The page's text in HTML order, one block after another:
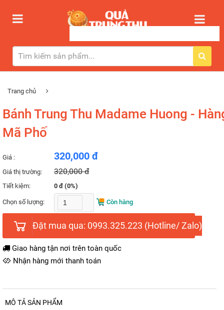
Trang chủ
Bánh Trung Thu Madame Huong -
Mã Phố
Giá : 320,000 đ
Giá thị trường: 320,000 đ
Tiết kiệm: 0 đ (0%)
Chọn số lượng: Còn hàng
Đặt mua qua: 0993.325.223 (Hotline/ Zalo)
Giao hàng tận nơi trên toàn quốc
Nhận hàng mới thanh toán
MÔ TẢ SẢN PHẨM